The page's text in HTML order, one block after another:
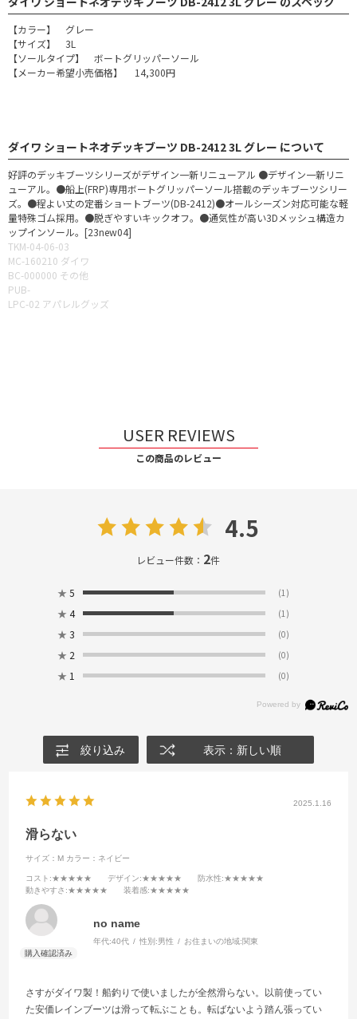
【カラー】 グレー
【サイズ】 3L
【ソールタイプ】 ボートグリッパーソール
【メーカー希望小売価格】 14,300円
ダイワ ショートネオデッキブーツ DB-2412 3L グレー について
好評のデッキブーツシリーズがデザイン一新リニューアル ●デザイン一新リニ
ューアル。●船上(FRP)専用ボートグリッパーソール搭載のデッキブーツシリー
ズ。●程よい丈の定番ショートブーツ(DB-2412)●オールシーズン対応可能な軽
量特殊ゴム採用。●脱ぎやすいキックオフ。●通気性が高い3Dメッシュ構造カ
ップインソール。[23new04]
TKM-04-06-03
MC-160210 ダイワ
BC-000000 その他
PUB-
LPC-02 アパレルグッズ
USER REVIEWS
この商品のレビュー
4.5
レビュー件数： 2件
★ 5 (1)
★ 4 (1)
★ 3 (0)
★ 2 (0)
★ 1 (0)
絞り込み 表示：新しい順
2025.1.16
滑らない
サイズ：M カラー：ネイビー
コスト :★★★★★ デザイン:★★★★★ 防水性:★★★★★
動きやすさ :★★★★★ 装着感:★★★★★
no name
年代:40代 性別:男性 お住まいの地域:関東
さすがダイワ製！船釣りで使いましたが全然滑らない。以前使ってい
た安価レインブーツは滑って転ぶことも。転ばないよう踏ん張ってい